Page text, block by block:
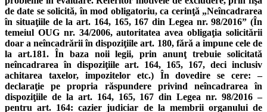
de date se solicită, în mod obligatoriu, ca cerinţă „Neîncadrarea
în situaţiile de la art. 164, 165, 167 din Legea nr. 98/2016” (În
temeiul OUG nr. 34/2006, autoritatea avea obligaţia solicitării
doar a neîncadrării în dispoziţiile art. 180, fără a impune cele de
la art.181. În baza noii legii, prin anunţ trebuie solicitată
neîncadrarea în dispoziţiile art. 164, 165, 167, deci inclusiv
achitarea taxelor, impozitelor etc.) În dovedire se cere: –
declaraţie pe propria răspundere privind neîncadrarea în
dispoziţiile de la art. 164, 165, 167 din Legea nr. 98/2016 –
pentru art. 164: cazier judiciar de la membrii organului de